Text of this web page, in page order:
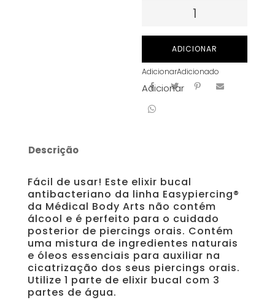
Quantidade
BUCAL
125
ml
ADICIONAR
AdicionarAdicionado
Adicionar
Descrição
Fácil de usar! Este elixir bucal
antibacteriano da linha Easypiercing®
da Médical Body Arts não contém
álcool e é perfeito para o cuidado
posterior de piercings orais. Contém
uma mistura de ingredientes naturais
e óleos essenciais para auxiliar na
cicatrização dos seus piercings orais.
Utilize 1 parte de elixir bucal com 3
partes de água.